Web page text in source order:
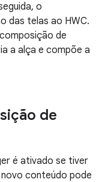
o
das telas ao HWC.
de
a alça e compõe a
de
é ativado se tiver
conteúdo pode